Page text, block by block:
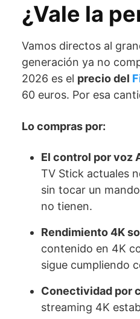
¿Vale la
Vamos directos al
generación ya no
2026 es el precio del
60 euros. Por esa
Lo compras por:
El control por voz
TV Stick actuales
sin tocar un
no tienen.
Rendimiento 4K
contenido en 4K
sigue cumpliendo
Conectividad por
streaming 4K